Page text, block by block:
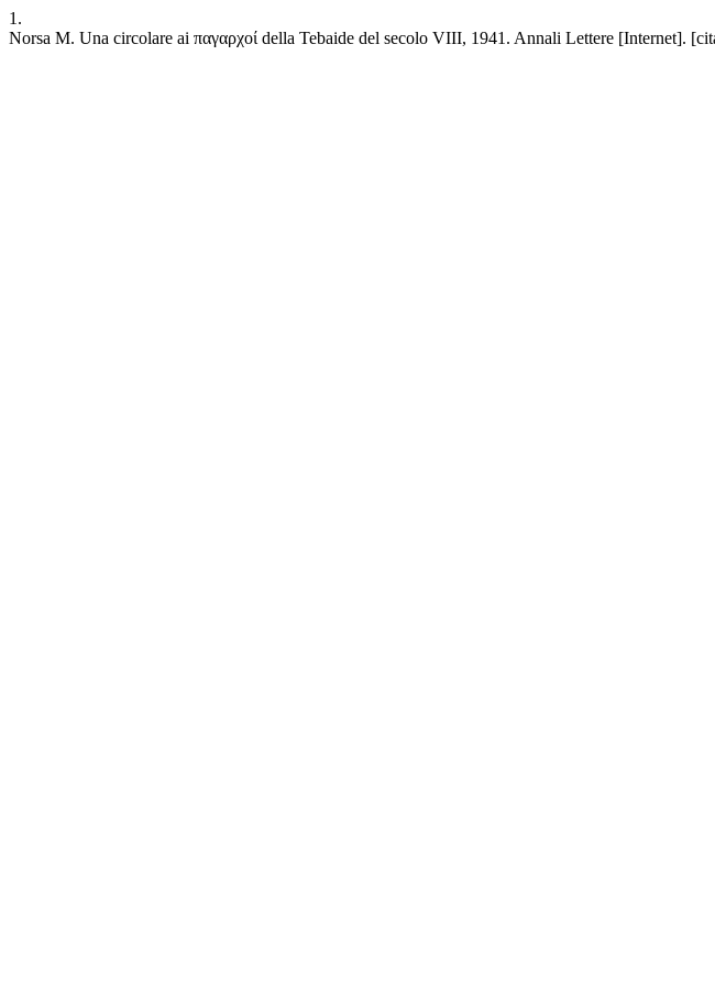
1.
Norsa M. Una circolare ai παγαρχοί della Tebaide del secolo VIII, 1941. Annali Lettere [Internet].